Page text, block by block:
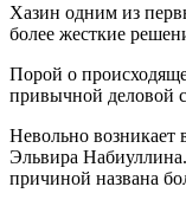
Хазин одним из
более жесткие
Порой о
привычной деловой
Невольно возникает
Эльвира
причиной названа